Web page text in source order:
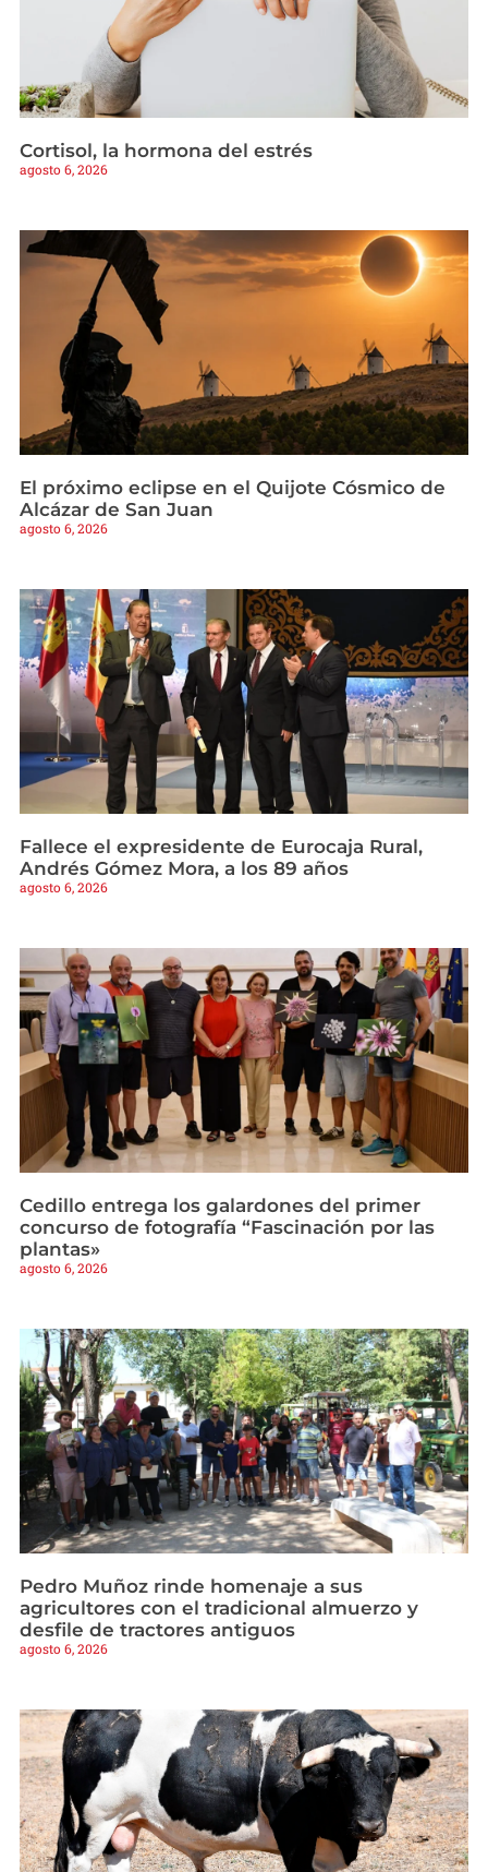
Cortisol, la hormona del estrés
agosto 6, 2026
El próximo eclipse en el Quijote Cósmico de
Alcázar de San Juan
agosto 6, 2026
Fallece el expresidente de Eurocaja Rural,
Andrés Gómez Mora, a los 89 años
agosto 6, 2026
Cedillo entrega los galardones del primer
concurso de fotografía “Fascinación por las
plantas»
agosto 6, 2026
Pedro Muñoz rinde homenaje a sus
agricultores con el tradicional almuerzo y
desfile de tractores antiguos
agosto 6, 2026